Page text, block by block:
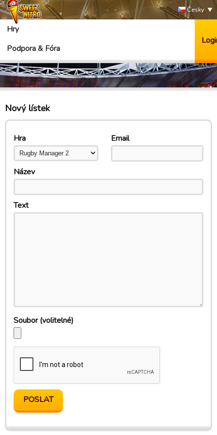
Česky
Hry
Podpora & Fóra
Nový lístek
Email
Hra
Název
Text
Soubor(volitelné)